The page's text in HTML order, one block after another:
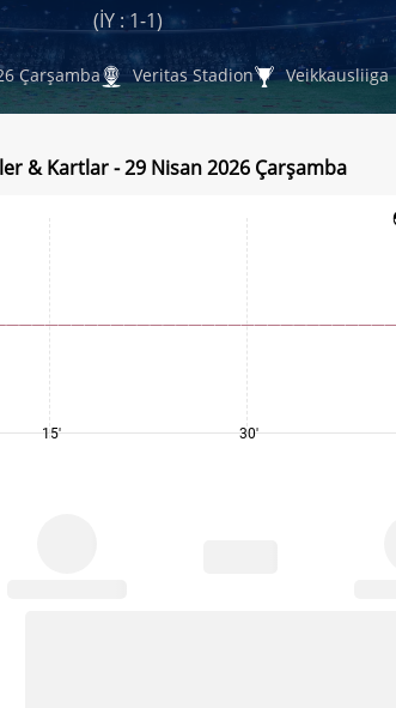
(İY : 1-1)
Çarşamba Veritas Stadion Veikkausliiga
& Kartlar - 29 Nisan 2026 Çarşamba
15' 30'